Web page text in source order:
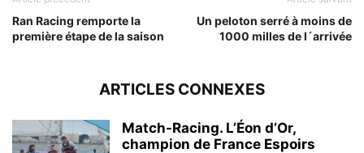
Ran Racing remporte la
première étape de la saison
Un peloton serré à moins de
1000 milles de l´arrivée
ARTICLES CONNEXES
Match-Racing. L’Éon d’Or,
champion de France Espoirs